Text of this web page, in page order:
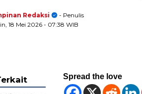
Redaksi
- Penulis
18 Mei 2026 - 07:38 WIB
Spread the love